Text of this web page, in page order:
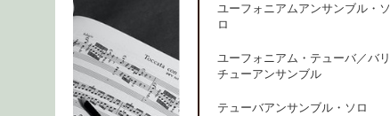
ユーフォニアムアンサンブル・ソ
ロ
ユーフォニアム・テューバ／バリ
チューアンサンブル
テューバアンサンブル・ソロ